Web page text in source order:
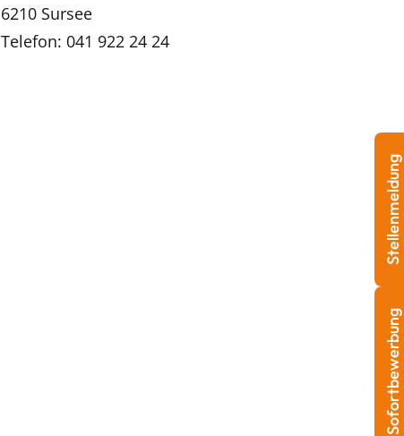
6210 Sursee
Telefon: 041 922 24 24
Sofortbewerbung
Stellenmeldung